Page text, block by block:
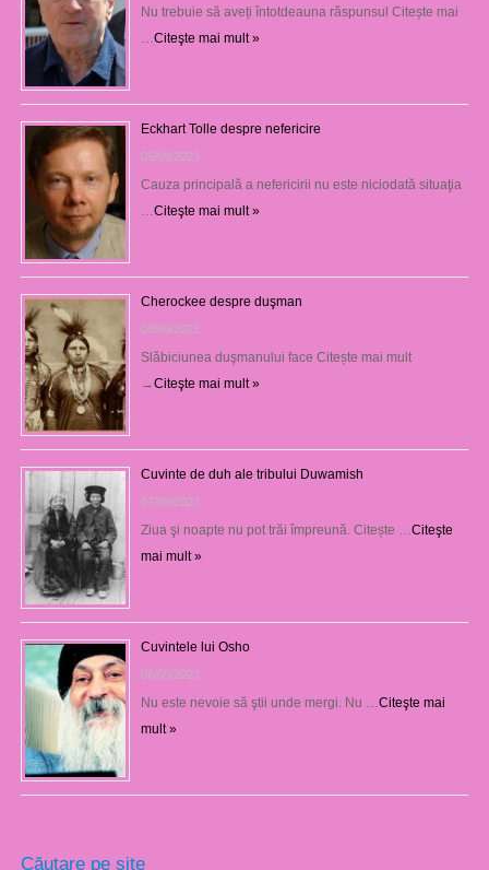
Nu trebuie să aveți întotdeauna răspunsul Citește mai
Citeşte mai mult »
Eckhart Tolle despre nefericire
09/09/2023
Cauza principală a nefericirii nu este niciodată situaţia
Citeşte mai mult »
Cherockee despre duşman
08/09/2023
Slăbiciunea duşmanului face Citește mai mult
→Citeşte mai mult »
Cuvinte de duh ale tribului Duwamish
07/09/2023
Ziua şi noapte nu pot trăi împreună. Citește … Citeşte
mai mult »
Cuvintele lui Osho
06/09/2023
Nu este nevoie să ştii unde mergi. Nu … Citeşte mai
mult »
Căutare pe site